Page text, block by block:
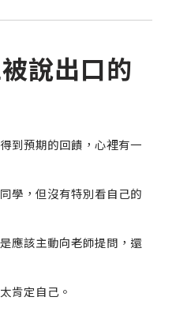
說出口的
到預期的回饋，心裡有一
學，但沒有特別看自己的
應該主動向老師提問，還
肯定自己。